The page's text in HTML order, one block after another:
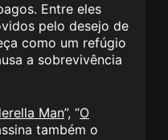
Entre eles
pelo desejo de
como um refúgio
a sobrevivência
Man”, “O
também o